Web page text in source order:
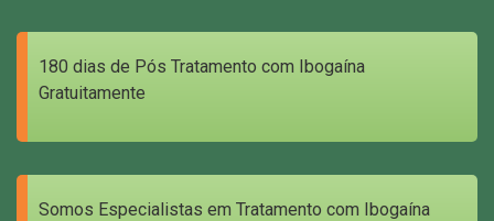
180 dias de Pós Tratamento com Ibogaína
Gratuitamente
Somos Especialistas em Tratamento com Ibogaína